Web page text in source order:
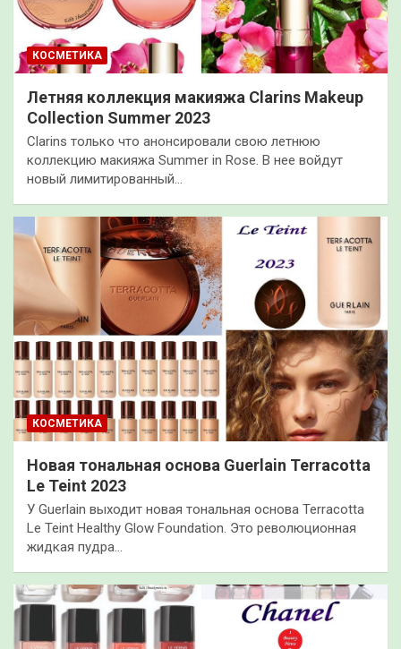
КОСМЕТИКА
Летняя коллекция макияжа Clarins Makeup
Collection Summer 2023
Clarins только что анонсировали свою летнюю
коллекцию макияжа Summer in Rose. В нее войдут
новый лимитированный…
КОСМЕТИКА
Новая тональная основа Guerlain Terracotta
Le Teint 2023
У Guerlain выходит новая тональная основа Terracotta
Le Teint Healthy Glow Foundation. Это революционная
жидкая пудра…